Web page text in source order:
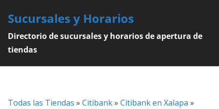
content
Sucursales y Horarios
Directorio de sucursales y horarios de apertura de
tiendas
Todas las Tiendas » Citibank» Citibank en Xalapa »